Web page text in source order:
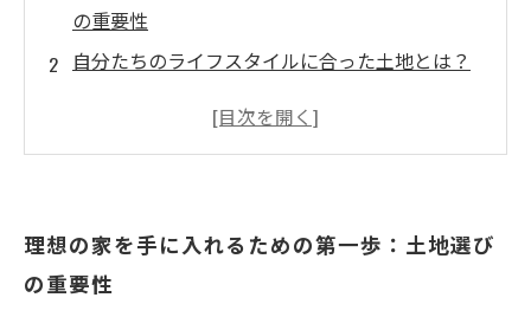
の重要性
自分たちのライフスタイルに合った土地とは？
立地条件から見る、理想の住環境の作り方
理想の住まいを実現するための土地選びの知識
理想の家の実現に向けた土地選びの最終チェッ
理想の家を手に入れるための第一歩：土地選び
の重要性